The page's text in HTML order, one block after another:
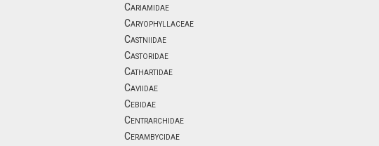
Cariamidae
Caryophyllaceae
Castniidae
Castoridae
Cathartidae
Caviidae
Cebidae
Centrarchidae
Cerambycidae